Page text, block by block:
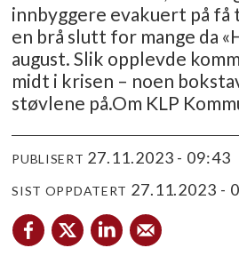
innbyggere evakuert på få
en brå slutt for mange da
august. Slik opplevde
midt i krisen – noen
støvlene på.Om KLP
PUBLISERT 27.11.2023 - 09:43
SIST OPPDATERT 27.11.2023 -